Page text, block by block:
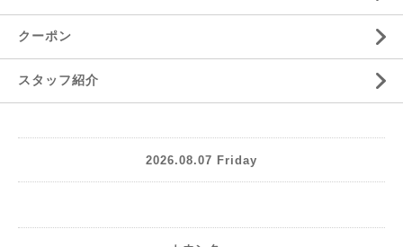
クーポン
スタッフ紹介
2026.08.07 Friday